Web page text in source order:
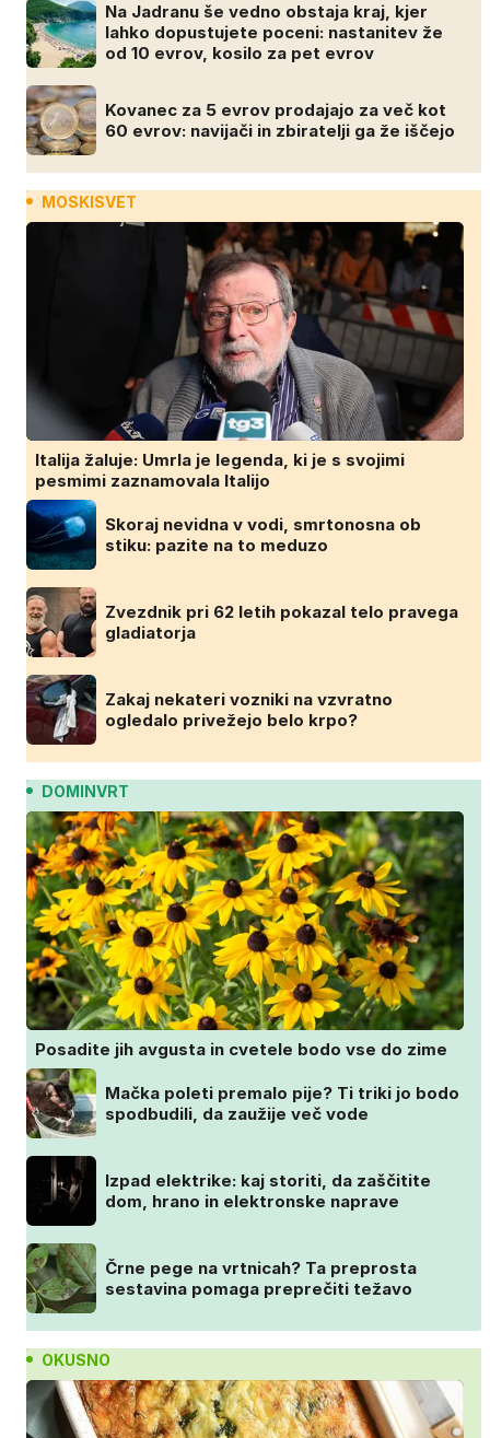
Na Jadranu še vedno obstaja kraj, kjer
lahko dopustujete poceni: nastanitev že
od 10 evrov, kosilo za pet evrov
Kovanec za 5 evrov prodajajo za več kot
60 evrov: navijači in zbiratelji ga že iščejo
MOSKISVET
Italija žaluje: Umrla je legenda, ki je s svojimi
pesmimi zaznamovala Italijo
Skoraj nevidna v vodi, smrtonosna ob
stiku: pazite na to meduzo
Zvezdnik pri 62 letih pokazal telo pravega
gladiatorja
Zakaj nekateri vozniki na vzvratno
ogledalo privežejo belo krpo?
DOMINVRT
Posadite jih avgusta in cvetele bodo vse do zime
Mačka poleti premalo pije? Ti triki jo bodo
spodbudili, da zaužije več vode
Izpad elektrike: kaj storiti, da zaščitite
dom, hrano in elektronske naprave
Črne pege na vrtnicah? Ta preprosta
sestavina pomaga preprečiti težavo
OKUSNO